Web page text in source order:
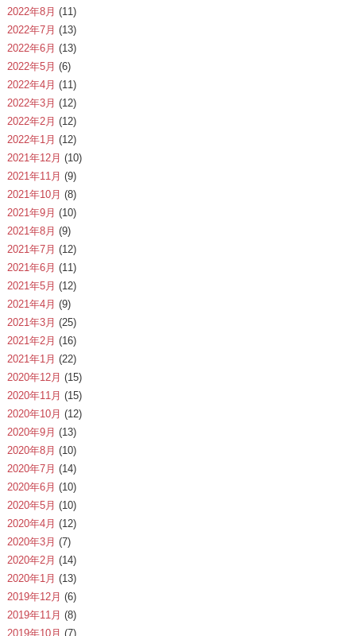
2022年8月 (11)
2022年7月 (13)
2022年6月 (13)
2022年5月 (6)
2022年4月 (11)
2022年3月 (12)
2022年2月 (12)
2022年1月 (12)
2021年12月 (10)
2021年11月 (9)
2021年10月 (8)
2021年9月 (10)
2021年8月 (9)
2021年7月 (12)
2021年6月 (11)
2021年5月 (12)
2021年4月 (9)
2021年3月 (25)
2021年2月 (16)
2021年1月 (22)
2020年12月 (15)
2020年11月 (15)
2020年10月 (12)
2020年9月 (13)
2020年8月 (10)
2020年7月 (14)
2020年6月 (10)
2020年5月 (10)
2020年4月 (12)
2020年3月 (7)
2020年2月 (14)
2020年1月 (13)
2019年12月 (6)
2019年11月 (8)
2019年10月 (7)